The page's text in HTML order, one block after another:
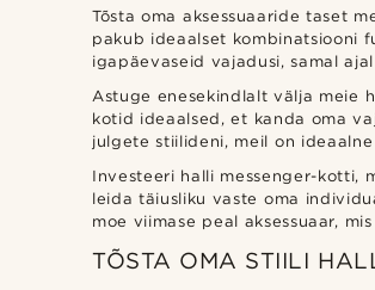
Tõsta oma aksessuaaride taset
pakub ideaalset kombinatsiooni
igapäevaseid vajadusi, samal
Astuge enesekindlalt välja meie
kotid ideaalsed, et kanda oma
julgete stiilideni, meil on
Investeeri halli messenger-kotti,
leida täiusliku vaste oma
moe viimase peal aksessuaar,
TÕSTA OMA STIILI